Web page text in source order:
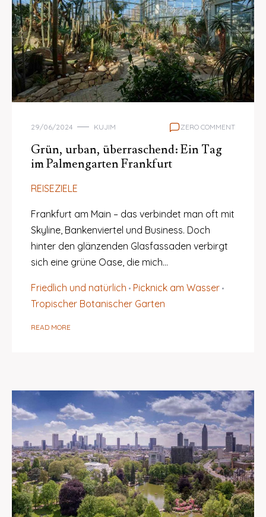
29/06/2024 KUJIM ZERO COMMENT
Grün, urban, überraschend: Ein Tag
im Palmengarten Frankfurt
REISEZIELE
Frankfurt am Main – das verbindet man oft mit
Skyline, Bankenviertel und Business. Doch
hinter den glänzenden Glasfassaden verbirgt
sich eine grüne Oase, die mich…
Friedlich und natürlich
Picknick am Wasser
Tropischer Botanischer Garten
READ MORE